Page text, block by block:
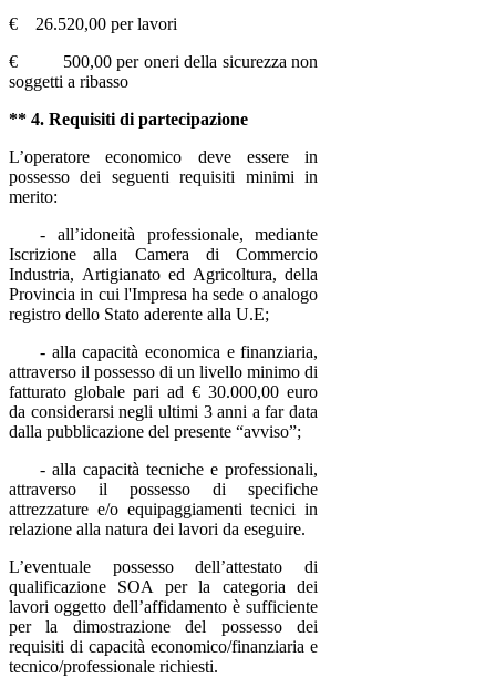
€ 26.520,00 per lavori
€ 500,00 per oneri della sicurezza non
soggetti a ribasso
** 4. Requisiti di partecipazione
L’operatore economico deve essere in
possesso dei seguenti requisiti minimi in
merito:
- all’idoneità professionale, mediante
Iscrizione alla Camera di Commercio
Industria, Artigianato ed Agricoltura, della
Provincia in cui l'Impresa ha sede o analogo
registro dello Stato aderente alla U.E;
- alla capacità economica e finanziaria,
attraverso il possesso di un livello minimo di
fatturato globale pari ad € 30.000,00 euro
da considerarsi negli ultimi 3 anni a far data
dalla pubblicazione del presente “avviso”;
- alla capacità tecniche e professionali,
attraverso il possesso di specifiche
attrezzature e/o equipaggiamenti tecnici in
relazione alla natura dei lavori da eseguire.
L’eventuale possesso dell’attestato di
qualificazione SOA per la categoria dei
lavori oggetto dell’affidamento è sufficiente
per la dimostrazione del possesso dei
requisiti di capacità economico/finanziaria e
tecnico/professionale richiesti.